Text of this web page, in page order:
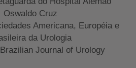
Oswaldo Cruz
Americana, Européia e
da Urologia
Journal of Urology